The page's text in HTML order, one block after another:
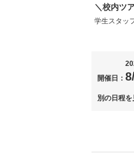
＼校内ツ
学生スタッ
開催日：
別の日程を